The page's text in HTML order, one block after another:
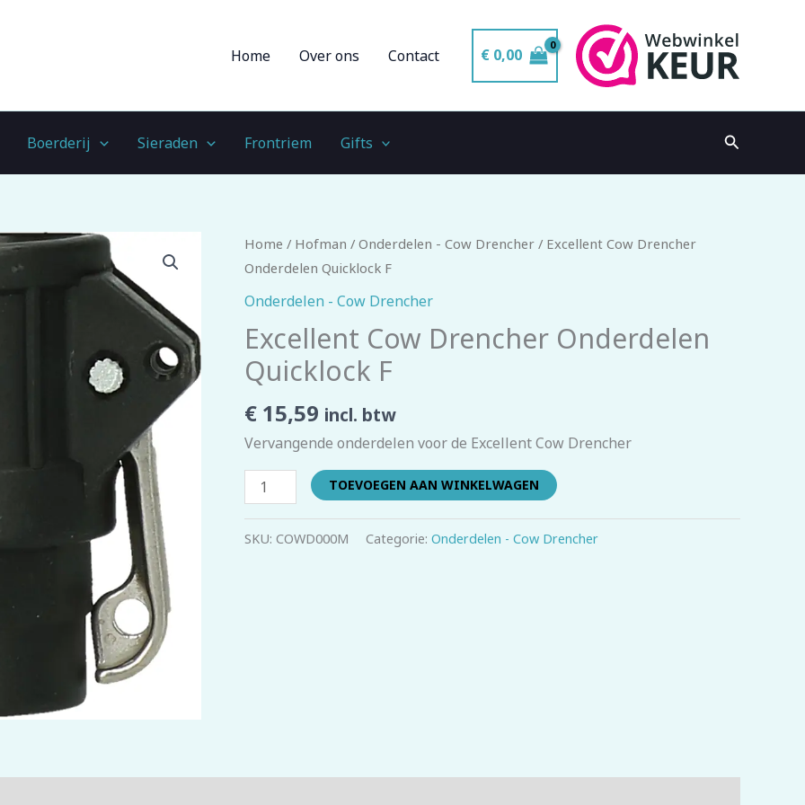
Home Over ons Contact € 0,00
Boerderij Sieraden Frontriem Gifts Zoeken
Home / Hofman / Onderdelen - Cow Drencher / Excellent Cow Drencher
Onderdelen Quicklock F
Onderdelen - Cow Drencher
Excellent Cow Drencher Onderdelen
Quicklock F
€ 15,59 incl. btw
Vervangende onderdelen voor de Excellent Cow Drencher
Excellent
Cow
Drencher
Quicklock
F
aantal
TOEVOEGEN AAN WINKELWAGEN
SKU: COWD000M Categorie: Onderdelen - Cow Drencher